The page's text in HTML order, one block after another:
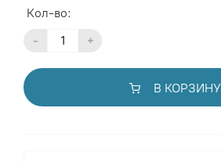
Кол-во:
- +
В КОРЗИНУ